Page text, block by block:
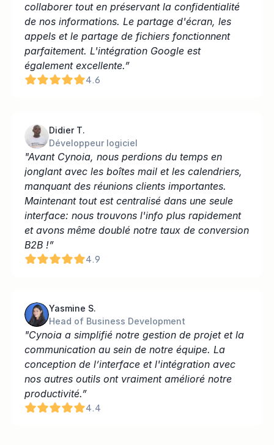
collaborer tout en préservant la confidentialité
de nos informations. Le partage d'écran, les
appels et le partage de fichiers fonctionnent
parfaitement. L'intégration Google est
également excellente.”
4.6
Didier T.
Développeur logiciel
"Avant Cynoia, nous perdions du temps en
jonglant avec les boîtes mail et les calendriers,
manquant des réunions clients importantes.
Maintenant tout est centralisé dans une seule
interface: nous trouvons l'info plus rapidement
et avons même doublé notre taux de conversion
B2B !”
4.9
Yasmine S.
Head of Business Development
"Cynoia a simplifié notre gestion de projet et la
communication au sein de notre équipe. La
conception de l’interface et l'intégration avec
nos autres outils ont vraiment amélioré notre
productivité.”
4.4